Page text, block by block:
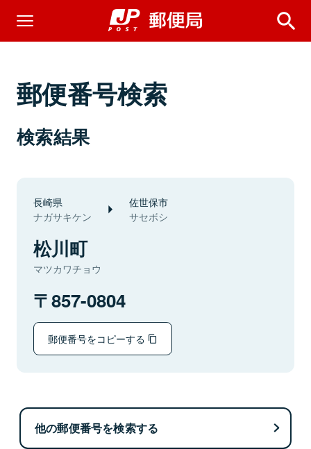
郵便番号検索
検索結果
長崎県
ナガサキケン
佐世保市
サセボシ
松川町
マツカワチョウ
857-0804
郵便番号をコピーする
他の郵便番号を検索する